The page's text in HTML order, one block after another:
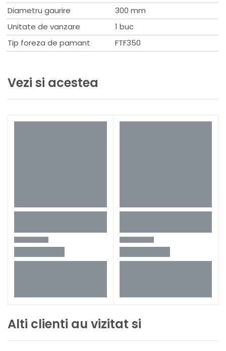
Diametru gaurire
300 mm
Unitate de vanzare
1 buc
Tip foreza de pamant
FTF350
Vezi si acestea
Alti clienti au vizitat si